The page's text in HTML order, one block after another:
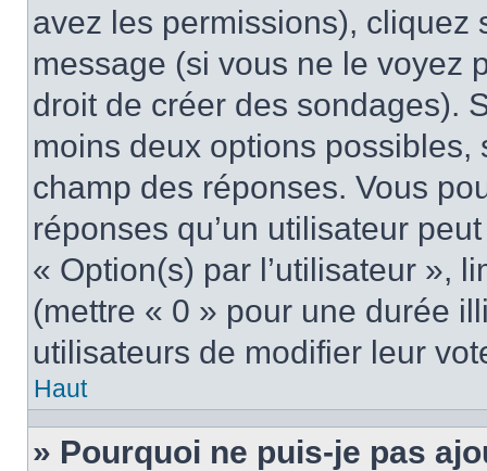
avez les permissions), cliquez
message (si vous ne le voyez
droit de créer des sondages).
moins deux options
champ des réponses. Vous
réponses qu’un utilisateur
« Option(s) par l’utilisateur »,
(mettre « 0 » pour une durée
utilisateurs de modifier leur
Haut
» Pourquoi ne puis-je pas